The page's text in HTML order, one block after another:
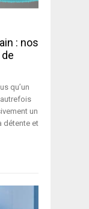
: nos
qu’un
un
détente et